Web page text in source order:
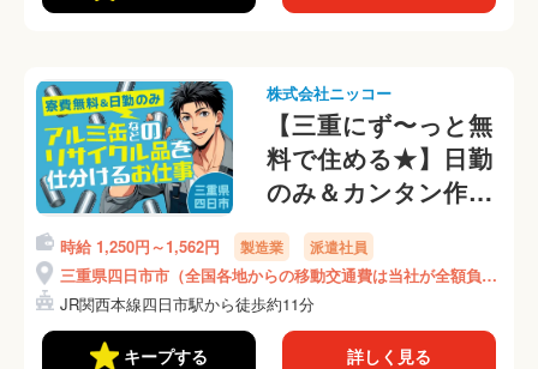
株式会社ニッコー
【三重にず〜っと無
料で住める★】日勤
のみ＆カンタン作業
★月収30万可★家
具・家電付き寮★資
源やリサイクル品の
仕分け★(12-1)
時給 1,250円～1,562円 製造業 派遣社員
三重県四日市市（全国各地からの移動交通費は当社が全額負
担）
JR関西本線四日市駅から徒歩約11分
キープする 詳しく見る